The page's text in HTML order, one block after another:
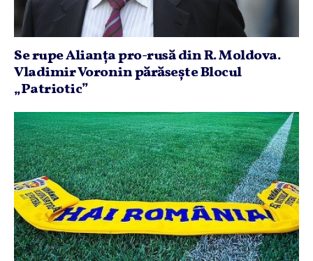
Se rupe Alianţa pro-rusă din R. Moldova.
Vladimir Voronin părăseşte Blocul
„Patriotic”